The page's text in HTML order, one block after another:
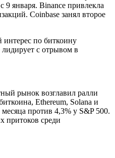
января. Binance привлекла
Coinbase занял второе
рынок возглавил ралли
Ethereum, Solana и
против 4,3% у S&P 500.
притоков среди